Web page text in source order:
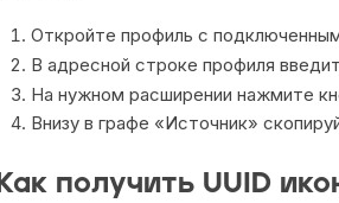
Откройте профиль с
В адресной строке профиля
На нужном расширении нажмите
Внизу в графе «Источник»
Как получить UUID